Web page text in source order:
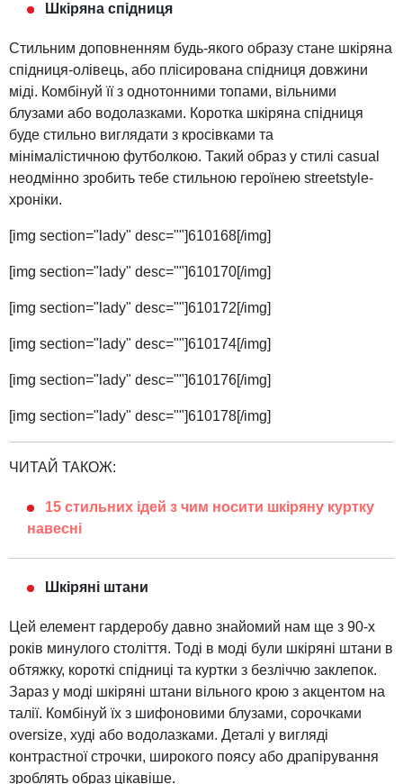
Шкіряна спідниця
Стильним доповненням будь-якого образу стане шкіряна
спідниця-олівець, або плісирована спідниця довжини
міді. Комбінуй її з однотонними топами, вільними
блузами або водолазками. Коротка шкіряна спідниця
буде стильно виглядати з кросівками та
мінімалістичною футболкою. Такий образ у стилі casual
неодмінно зробить тебе стильною героїнею streetstyle-
хроніки.
[img section="lady" desc=""]610168[/img]
[img section="lady" desc=""]610170[/img]
[img section="lady" desc=""]610172[/img]
[img section="lady" desc=""]610174[/img]
[img section="lady" desc=""]610176[/img]
[img section="lady" desc=""]610178[/img]
ЧИТАЙ ТАКОЖ:
15 стильних ідей з чим носити шкіряну куртку
навесні
Шкіряні штани
Цей елемент гардеробу давно знайомий нам ще з 90-х
років минулого століття. Тоді в моді були шкіряні штани в
обтяжку, короткі спідниці та куртки з безліччю заклепок.
Зараз у моді шкіряні штани вільного крою з акцентом на
талії. Комбінуй їх з шифоновими блузами, сорочками
oversize, худі або водолазками. Деталі у вигляді
контрастної строчки, широкого поясу або драпірування
зроблять образ цікавіше.